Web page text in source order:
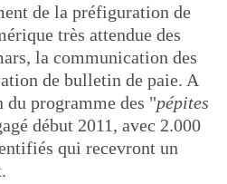
de la préfiguration de
très attendue des
la communication des
de bulletin de paie. A
programme des "pépites
début 2011, avec 2.000
qui recevront un